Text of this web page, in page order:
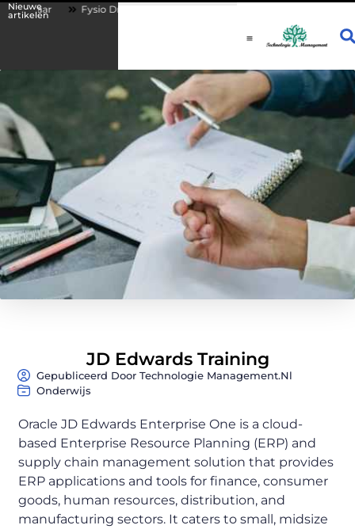
Nieuwe
artikelenFysio Drachten: persoonlijke begeleiding bij lichamelijke klachten
JD Edwards Training
Gepubliceerd Door Technologie Management.nl
Onderwijs
Oracle JD Edwards Enterprise One is a cloud-
based Enterprise Resource Planning (ERP) and
supply chain management solution that provides
ERP applications and tools for finance, consumer
goods, human resources, distribution, and
manufacturing sectors. It caters to small, midsize